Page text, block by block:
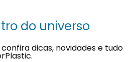
do universo
dicas, novidades e tudo